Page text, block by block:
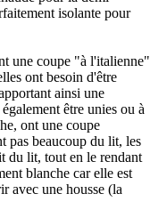
isolante pour
une coupe "à l'italienne"
ont besoin d'être
ainsi une
être unies ou à
ont une coupe
pas beaucoup du lit, les
du lit, tout en le rendant
blanche car elle est
avec une housse (la